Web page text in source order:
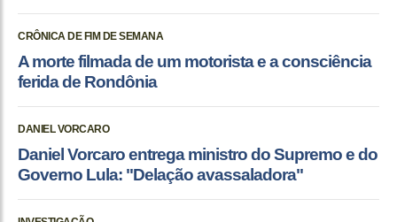
CRÔNICA DE FIM DE SEMANA
A morte filmada de um motorista e a consciência
ferida de Rondônia
DANIEL VORCARO
Daniel Vorcaro entrega ministro do Supremo e do
Governo Lula: "Delação avassaladora"